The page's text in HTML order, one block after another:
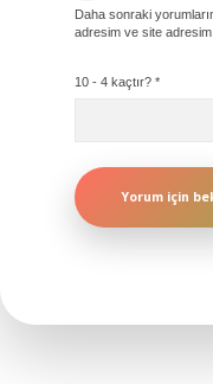
Daha sonraki
adresim ve site adresim
10 - 4 kaçtır? *